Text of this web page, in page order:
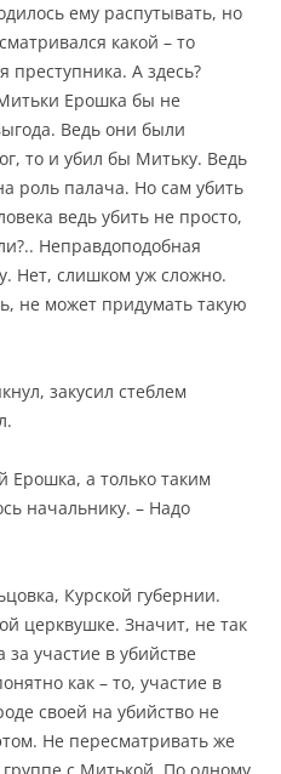
ему распутывать, но
какой – то
преступника. А здесь?
Ерошка бы не
Ведь они были
то и убил бы Митьку. Ведь
роль палача. Но сам убить
ведь убить не просто,
Неправдоподобная
Нет, слишком уж сложно.
не может придумать такую
закусил стеблем
Ерошка, а только таким
начальнику. – Надо
Курской губернии.
церквушке. Значит, не так
участие в убийстве
как – то, участие в
своей на убийство не
Не пересматривать же